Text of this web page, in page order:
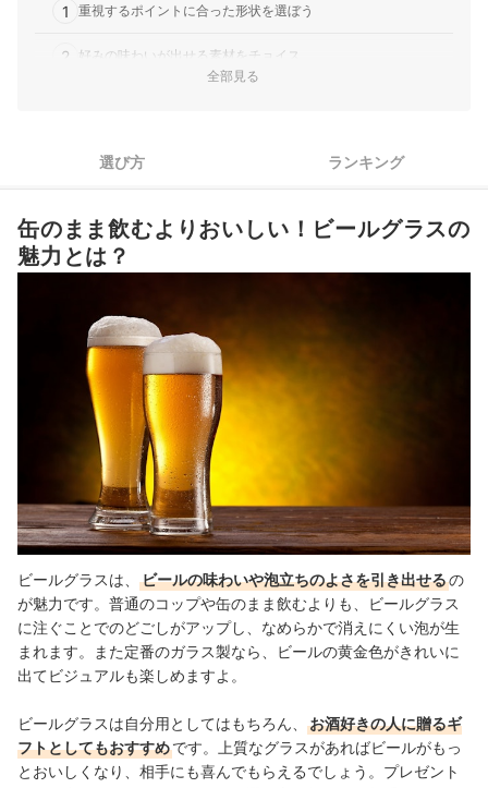
1 重視するポイントに合った形状を選ぼう
2 好みの味わいが出せる素材をチョイス
5 ブランドで選ぶのも一手！ギフトなら高級なうすはりを
6 ギフトにするなら、ペアグラスや名入れサービスに注目
自宅でビールを飲むならこちらもチェック！
ビールグラスの売れ筋ランキングもチェック！
全部見る
選び方 ランキング
缶のまま飲むよりおいしい！ビールグラスの
魅力とは？
ビールグラスは、 ビールの味わいや泡立ちのよさを引き出せるの
が魅力です。普通のコップや缶のまま飲むよりも、ビールグラス
に注ぐことでのどごしがアップし、なめらかで消えにくい泡が生
まれます。また定番のガラス製なら、ビールの黄金色がきれいに
出てビジュアルも楽しめますよ。
ビールグラスは自分用としてはもちろん、
お酒好きの人に贈るギ
フトとしてもおすすめです。上質なグラスがあればビールがもっ
とおいしくなり、相手にも喜んでもらえるでしょう。プレゼント